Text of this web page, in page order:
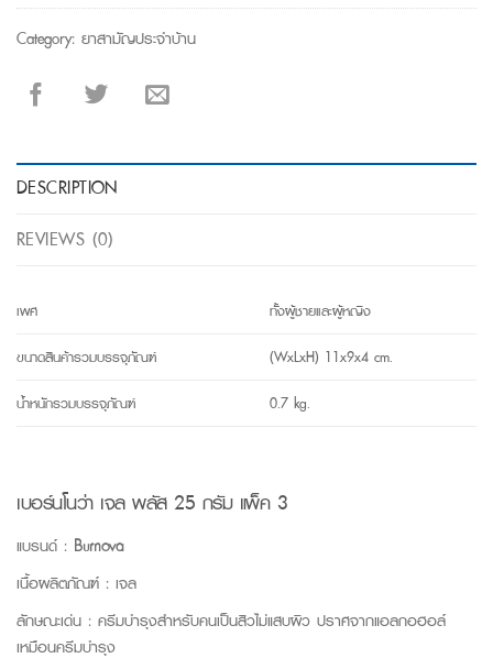
Category: ยาสามัญประจำบ้าน
DESCRIPTION
REVIEWS (0)
เพศ
ทั้งผู้ชายและผู้หญิง
ขนาดสินค้ารวมบรรจุภัณฑ์
(WxLxH) 11x9x4 cm.
น้ำหนักรวมบรรจุภัณฑ์
0.7 kg.
เบอร์นโนว่า เจล พลัส 25 กรัม แพ็ค 3
แบรนด์ : Burnova
เนื้อผลิตภัณฑ์ : เจล
ลักษณะเด่น : ครีมบำรุงสำหรับคนเป็นสิวไม่แสบผิว ปราศจากแอลกอฮอล์
เหมือนครีมบำรุง